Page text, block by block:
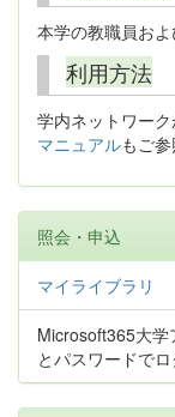
本学の教職員お
利用方法
学内ネットワーク
マニュアルもご参
照会・申込
マイライブラリ
Microsoft365大学
とパスワードで